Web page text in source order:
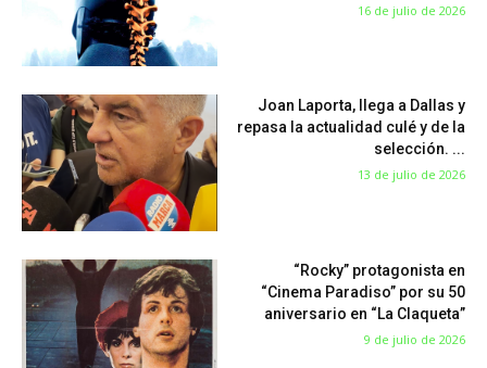
16 de julio de 2026
Joan Laporta, llega a Dallas y
repasa la actualidad culé y de la
selección. ...
13 de julio de 2026
“Rocky” protagonista en
“Cinema Paradiso” por su 50
aniversario en “La Claqueta”
9 de julio de 2026